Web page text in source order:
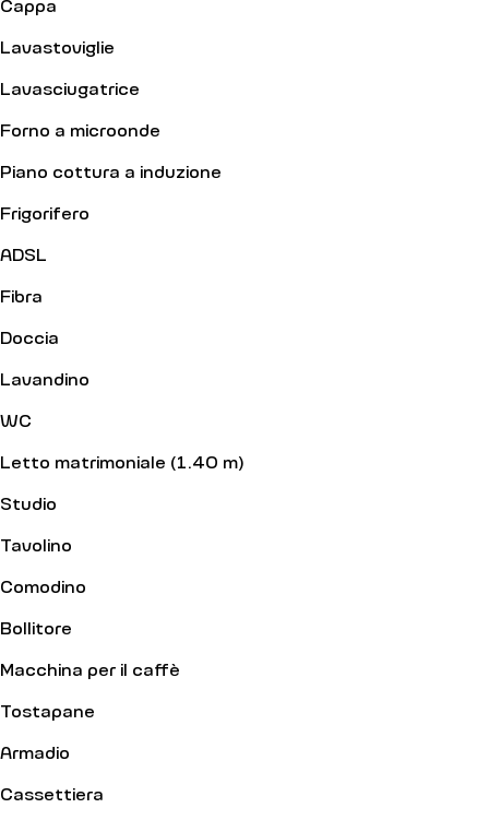
Lavastoviglie
Lavasciugatrice
Forno a microonde
Piano cottura a induzione
Frigorifero
ADSL
Fibra
Doccia
Lavandino
WC
Letto matrimoniale (1.40 m)
Studio
Tavolino
Comodino
Bollitore
Macchina per il caffè
Tostapane
Armadio
Cassettiera